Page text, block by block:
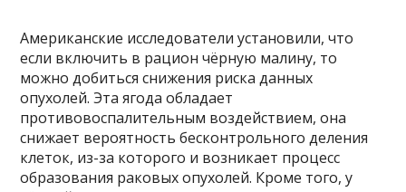
Американские исследователи установили, что
если включить в рацион чёрную малину, то
можно добиться снижения риска данных
опухолей. Эта ягода обладает
противовоспалительным воздействием, она
снижает вероятность бесконтрольного деления
клеток, из-за которого и возникает процесс
образования раковых опухолей. Кроме того, у